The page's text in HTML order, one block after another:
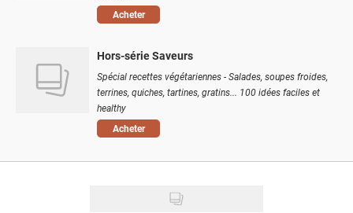
Acheter
Hors-série Saveurs
Spécial recettes végétariennes - Salades, soupes froides,
terrines, quiches, tartines, gratins... 100 idées faciles et
healthy
Acheter